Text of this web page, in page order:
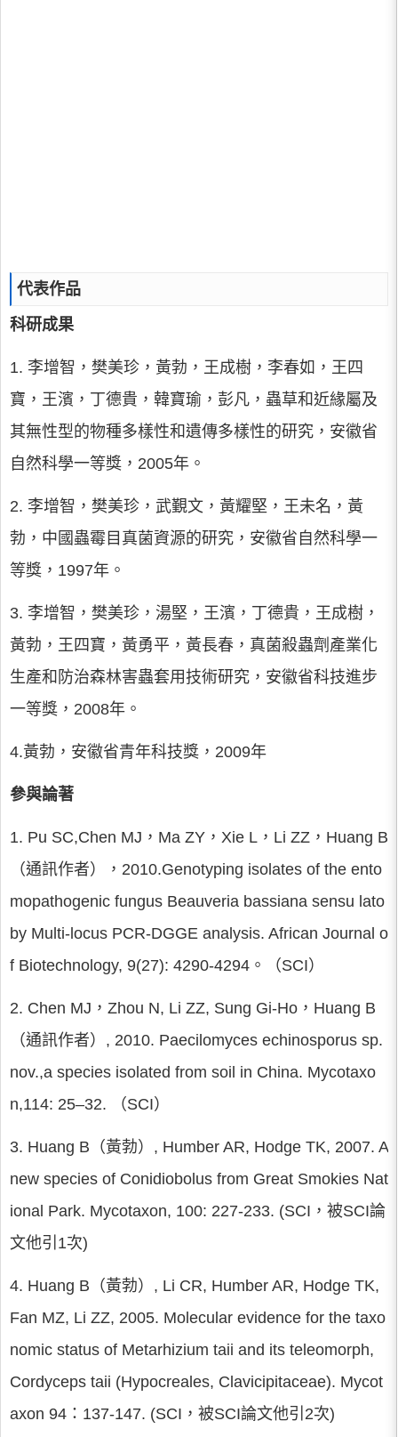
代表作品
科研成果
1. 李增智，樊美珍，黃勃，王成樹，李春如，王四
寶，王濱，丁德貴，韓寶瑜，彭凡，蟲草和近緣屬及
其無性型的物種多樣性和遺傳多樣性的研究，安徽省
自然科學一等獎，2005年。
2. 李增智，樊美珍，武覲文，黃耀堅，王未名，黃
勃，中國蟲霉目真菌資源的研究，安徽省自然科學一
等獎，1997年。
3. 李增智，樊美珍，湯堅，王濱，丁德貴，王成樹，
黃勃，王四寶，黃勇平，黃長春，真菌殺蟲劑產業化
生產和防治森林害蟲套用技術研究，安徽省科技進步
一等獎，2008年。
4.黃勃，安徽省青年科技獎，2009年
參與論著
1. Pu SC,Chen MJ，Ma ZY，Xie L，Li ZZ，Huang B
（通訊作者），2010.Genotyping isolates of the ento
mopathogenic fungus Beauveria bassiana sensu lato
by Multi-locus PCR-DGGE analysis. African Journal o
f Biotechnology, 9(27): 4290-4294。（SCI）
2. Chen MJ，Zhou N, Li ZZ, Sung Gi-Ho，Huang B
（通訊作者）, 2010. Paecilomyces echinosporus sp.
nov.,a species isolated from soil in China. Mycotaxo
n,114: 25–32. （SCI）
3. Huang B（黃勃）, Humber AR, Hodge TK, 2007. A
new species of Conidiobolus from Great Smokies Nat
ional Park. Mycotaxon, 100: 227-233. (SCI，被SCI論
文他引1次)
4. Huang B（黃勃）, Li CR, Humber AR, Hodge TK,
Fan MZ, Li ZZ, 2005. Molecular evidence for the taxo
nomic status of Metarhizium taii and its teleomorph,
Cordyceps taii (Hypocreales, Clavicipitaceae). Mycot
axon 94：137-147. (SCI，被SCI論文他引2次)